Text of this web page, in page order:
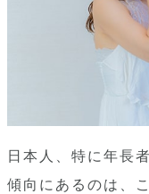
日本人、特に年長
傾向にあるのは、